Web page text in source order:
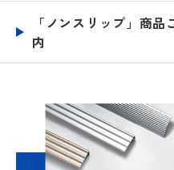
「ノンスリップ」商
内